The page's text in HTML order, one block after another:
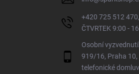
+420 725 512
ČTVRTEK 9:00 -
Osobní
919/16, Praha
telefonické